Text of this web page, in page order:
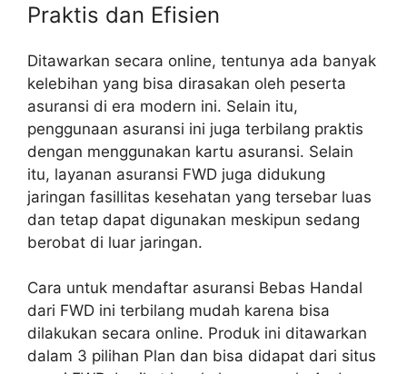
Praktis dan Efisien
Ditawarkan secara online, tentunya ada banyak
kelebihan yang bisa dirasakan oleh peserta
asuransi di era modern ini. Selain itu,
penggunaan asuransi ini juga terbilang praktis
dengan menggunakan kartu asuransi. Selain
itu, layanan asuransi FWD juga didukung
jaringan fasillitas kesehatan yang tersebar luas
dan tetap dapat digunakan meskipun sedang
berobat di luar jaringan.
Cara untuk mendaftar asuransi Bebas Handal
dari FWD ini terbilang mudah karena bisa
dilakukan secara online. Produk ini ditawarkan
dalam 3 pilihan Plan dan bisa didapat dari situs